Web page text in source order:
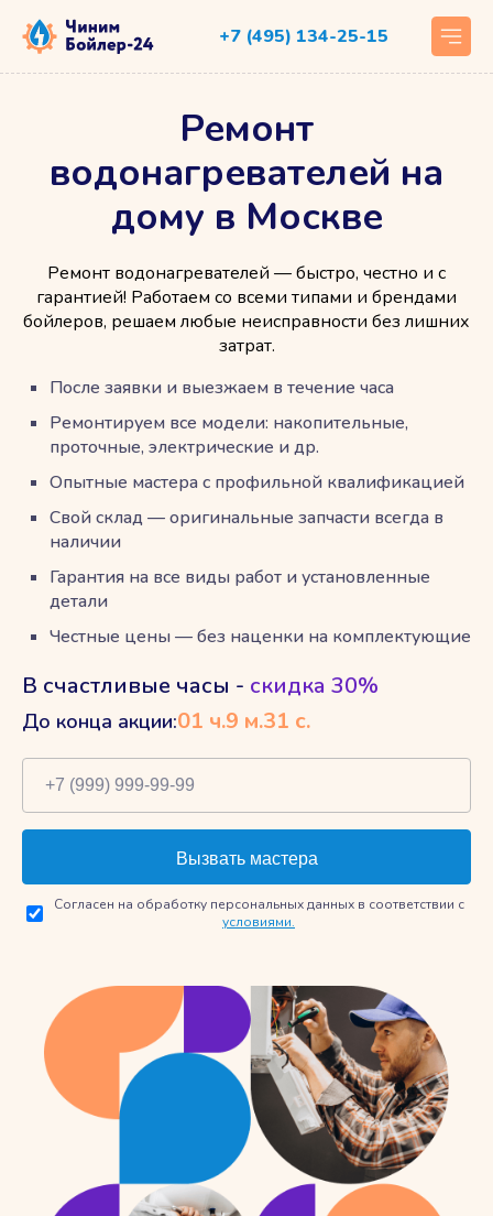
+7 (495) 134-25-15
Ремонт
водонагревателей на
дому в Москве
Ремонт водонагревателей — быстро, честно и с
гарантией! Работаем со всеми типами и брендами
бойлеров, решаем любые неисправности без лишних
затрат.
После заявки и выезжаем в течение часа
Ремонтируем все модели: накопительные,
проточные, электрические и др.
Опытные мастера с профильной квалификацией
Свой склад — оригинальные запчасти всегда в
наличии
Гарантия на все виды работ и установленные
детали
Честные цены — без наценки на комплектующие
В счастливые часы - скидка 30%
До конца акции:01 ч.9 м.29 с.
Согласен на обработку персональных данных в соответствии с
условиями.